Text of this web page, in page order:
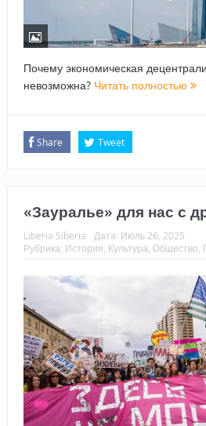
Почему экономическая
невозможна? Читать полностью
Share Tweet
«Зауралье» для нас с
Liberia Siberia Дата: Июль 26, 2025
Рубрика: История, Культура, Общество,